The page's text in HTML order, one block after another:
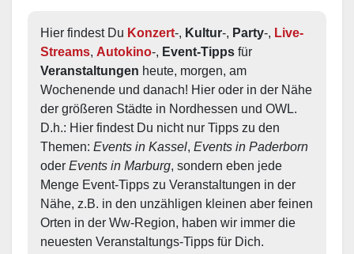
Hier findest Du Konzert-, Kultur-, Party-, Live-
Streams, Autokino-, Event-Tipps
Veranstaltungen heute, morgen, am
Wochenende und danach! Hier oder in der Nähe
der größeren Städte in Nordhessen und OWL.
D.h.: Hier findest Du nicht nur Tipps zu den
Themen: Events in Kassel, Events in Paderborn
oder Events in Marburg, sondern eben jede
Menge Event-Tipps zu Veranstaltungen in der
Nähe, z.B. in den unzähligen kleinen aber feinen
Orten in der Ww-Region, haben wir immer die
neuesten Veranstaltungs-Tipps für Dich.